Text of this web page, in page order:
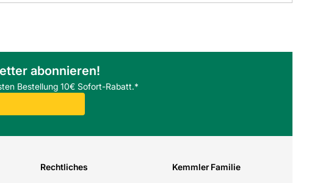
abonnieren!
Bestellung 10€ Sofort-Rabatt.*
Rechtliches Kemmler Familie